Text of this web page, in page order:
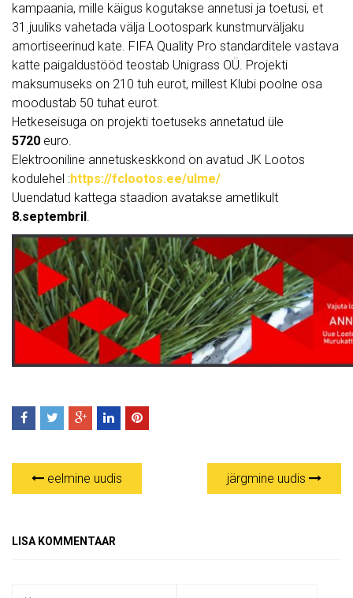
kampaania, mille käigus kogutakse annetusi ja toetusi, et
31.juuliks vahetada välja Lootospark kunstmurväljaku
amortiseerinud kate. FIFA Quality Pro standarditele vastava
katte paigaldustööd teostab Unigrass OÜ. Projekti
maksumuseks on 210 tuh eurot, millest Klubi poolne osa
moodustab 50 tuhat eurot.
Hetkeseisuga on projekti toetuseks annetatud üle
5720 euro.
Elektrooniline annetuskeskkond on avatud JK Lootos
kodulehel :https://fclootos.ee/ulme/
Uuendatud kattega staadion avatakse ametlikult
8.septembril.
eelmine uudis järgmine uudis
LISA KOMMENTAAR